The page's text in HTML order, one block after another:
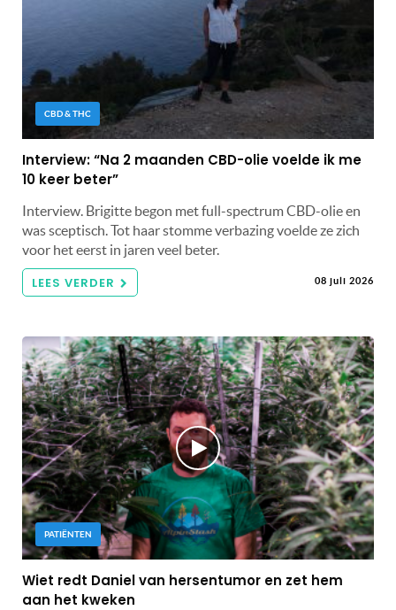
CBD & THC
Interview: “Na 2 maanden CBD-olie voelde ik me
10 keer beter”
Interview. Brigitte begon met full-spectrum CBD-olie en
was sceptisch. Tot haar stomme verbazing voelde ze zich
voor het eerst in jaren veel beter.
LEES VERDER 08 juli 2026
PATIËNTEN
Wiet redt Daniel van hersentumor en zet hem
aan het kweken